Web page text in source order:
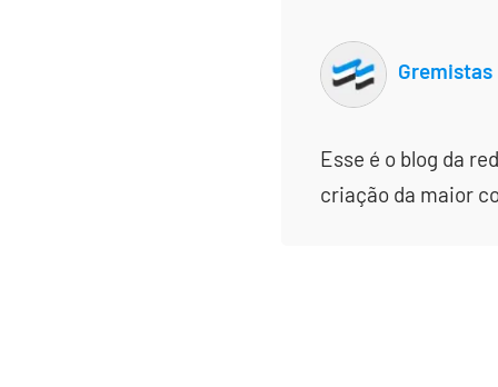
Gremistas
Esse é o blog da
criação da maior